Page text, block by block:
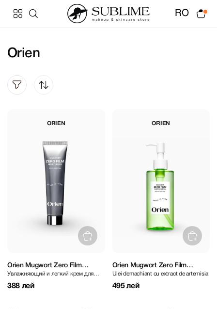
RO
Orien
ORIEN
Orien Mugwort Zero Film
Moisturizer 60ml
Увлажняющий и легкий крем для
лица
388 лей
ORIEN
Orien Mugwort Zero Film
Cleansing Oil 200 ml
Ulei demachiant cu extract de artemisia
495 лей